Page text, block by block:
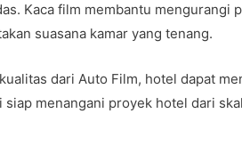
Kaca film membantu mengurangi
suasana kamar yang tenang.
dari Auto Film, hotel dapat
siap menangani proyek hotel dari